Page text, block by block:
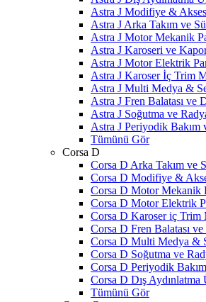
Astra J Modifiye &
Astra J Arka Takım ve
Astra J Motor Mekanik
Astra J Karoseri ve
Astra J Motor Elektrik
Astra J Karoser İç Trim
Astra J Multi Medya &
Astra J Fren Balatası ve
Astra J Soğutma ve
Astra J Periyodik Bakım
Tümünü Gör
Corsa D
Corsa D Arka Takım ve
Corsa D Modifiye &
Corsa D Motor Mekanik
Corsa D Motor Elektrik
Corsa D Karoser iç Trim
Corsa D Fren Balatası
Corsa D Multi Medya &
Corsa D Soğutma ve
Corsa D Periyodik
Corsa D Dış Aydınlatma
Tümünü Gör